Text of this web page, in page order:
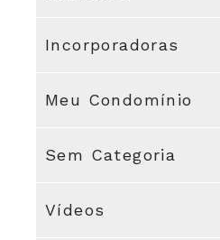
Incorporadoras
Meu Condomínio
Sem Categoria
Vídeos